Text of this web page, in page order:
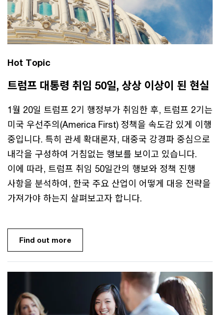
Hot Topic
트럼프 대통령 취임 50일, 상상 이상이 된 현실
1월 20일 트럼프 2기 행정부가 취임한 후, 트럼프 2기는
미국 우선주의(America First) 정책을 속도감 있게 이행
중입니다. 특히 관세 확대론자, 대중국 강경파 중심으로
내각을 구성하여 거침없는 행보를 보이고 있습니다.
이에 따라, 트럼프 취임 50일간의 행보와 정책 진행
사항을 분석하여, 한국 주요 산업이 어떻게 대응 전략을
가져가야 하는지 살펴보고자 합니다.
Find out more